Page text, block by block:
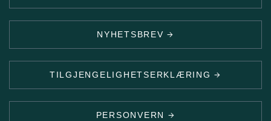
NYHETSBREV
TILGJENGELIGHETSERKLÆRING
PERSONVERN